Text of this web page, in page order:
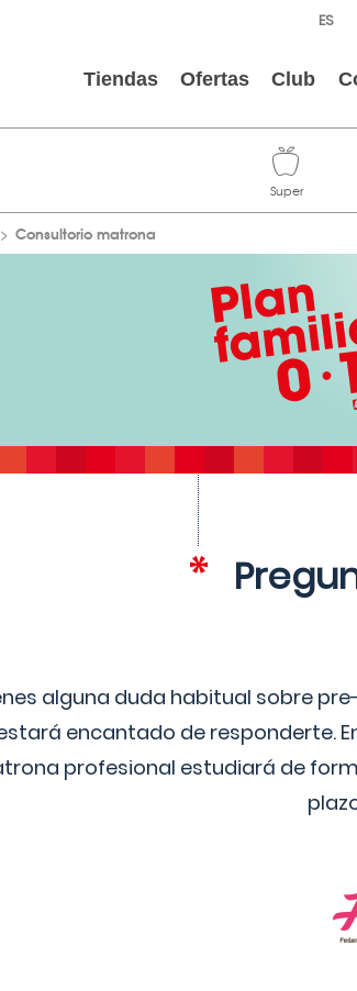
Tiendas Ofertas Club
Consultorio matrona
alguna duda habitual sobre
encantado de responderte.
profesional estudiará de